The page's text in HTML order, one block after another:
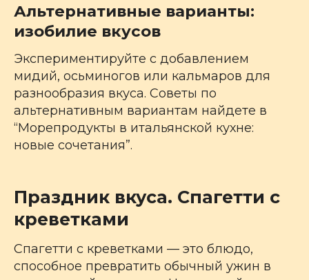
Альтернативные варианты:
изобилие вкусов
Экспериментируйте с добавлением
мидий, осьминогов или кальмаров для
разнообразия вкуса. Советы по
альтернативным вариантам найдете в
“Морепродукты в итальянской кухне:
новые сочетания”.
Праздник вкуса. Спагетти с
креветками
Спагетти с креветками — это блюдо,
способное превратить обычный ужин в